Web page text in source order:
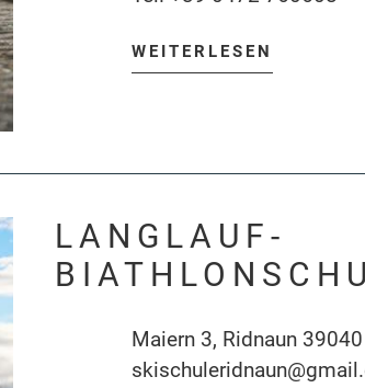
WEITERLESEN
LANGLAUF-
Maiern 3, Ridnaun